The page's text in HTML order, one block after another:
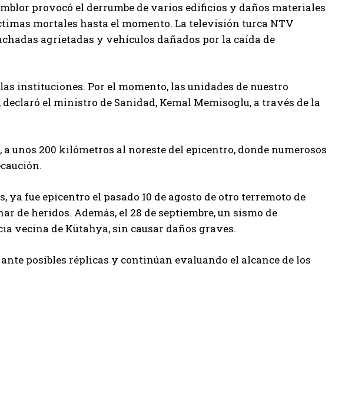
provocó el derrumbe de varios edificios y daños materiales
mortales hasta el momento. La televisión turca NTV
agrietadas y vehículos dañados por la caída de
instituciones. Por el momento, las unidades de nuestro
el ministro de Sanidad, Kemal Memisoglu, a través de la
unos 200 kilómetros al noreste del epicentro, donde numerosos
fue epicentro el pasado 10 de agosto de otro terremoto de
de heridos. Además, el 28 de septiembre, un sismo de
vecina de Kütahya, sin causar daños graves.
posibles réplicas y continúan evaluando el alcance de los